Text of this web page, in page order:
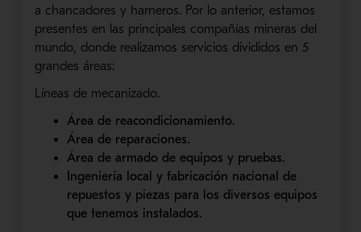
a chancadores y harneros. Por lo anterior, estamos
presentes en las principales compañías mineras del
mundo, donde realizamos servicios divididos en 5
grandes áreas:
Líneas de mecanizado.
Área de reacondicionamiento.
Área de reparaciones.
Área de armado de equipos y pruebas.
Ingeniería local y fabricación nacional de
repuestos y piezas para los diversos equipos
que tenemos instalados.